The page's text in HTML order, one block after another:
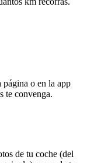
o en la app
te convenga.
de tu coche (del